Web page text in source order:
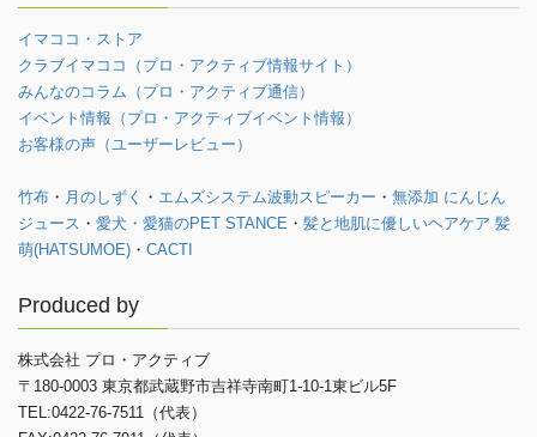
イマココ・ストア
クラブイマココ（プロ・アクティブ情報サイト）
みんなのコラム（プロ・アクティブ通信）
イベント情報（プロ・アクティブイベント情報）
お客様の声（ユーザーレビュー）
竹布 ・ 月のしずく ・ エムズシステム波動スピーカー ・ 無添加 にんじん
ジュース ・ 愛犬・愛猫のPET STANCE ・ 髪と地肌に優しいヘアケア 髪
萌(HATSUMOE) ・ CACTI
Produced by
株式会社 プロ・アクティブ
〒180-0003 東京都武蔵野市吉祥寺南町1-10-1東ビル5F
TEL:0422-76-7511（代表）